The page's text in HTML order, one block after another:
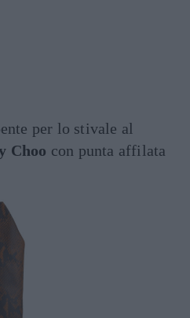
per lo stivale al
Choo con punta affilata